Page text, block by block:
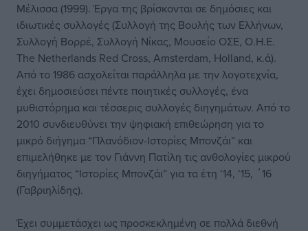
Μέλισσα (1999). Έργα της βρίσκονται σε δημόσιες και
ιδιωτικές συλλογές (Συλλογή της Βουλής των Ελλήνων,
Συλλογή Βορρέ, Συλλογή Νίκας, Μουσείο ΟΣΕ, Ο.Η.Ε.
Τhe Netherlands Red Cross, Amsterdam, Holland, κ.ά).
Από το 1986 ασχολείται παράλληλα με την λογοτεχνία,
έχει δημοσιεύσει πέντε ποιητικές συλλογές, ένα
μυθιστόρημα και τέσσερις συλλογές διηγημάτων. Από το
2010 συνδιευθύνει την ψηφιακή επιθεώρηση για το
μικρό διήγημα “Πλανόδιον-Ιστορίες Μπονζάι” και
επιμελήθηκε με τον Γιάννη Πατίλη τις ανθολογίες μικρού
διηγήματος “Ιστορίες Μπονζάι” για τα έτη ’14, ’15, ΄16
(Γαβριηλίδης).
Έχει συμμετάσχει ως προσκεκλημένη σε πολλά διεθνή